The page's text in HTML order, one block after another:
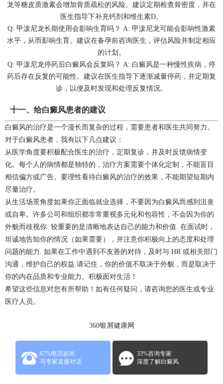
龙等糖皮质激素会增加骨质疏松的风险。建议定期检查骨密度，并在
医生指导下补充钙剂和维生素D。
Q: 甲泼尼龙长期使用会影响生育吗？ A: 甲泼尼龙可能会影响性激素
水平，从而影响生育。建议在备孕前咨询医生，评估风险并制定相应
的计划。
Q: 甲泼尼龙停药后白癜风会反复吗？ A: 白癜风是一种慢性疾病，停
药后存在反复的可能性。建议在医生指导下逐渐减量停药，并定期复
诊，以便及时发现和处理反复情况。
十一、给白癜风患者的建议
白癜风的治疗是一个漫长而复杂的过程，需要患者和医生共同努力。
对于白癜风患者，我有以下几点建议：
从医学角度要积极配合医生的治疗，定期复诊，并及时反馈病情变
化。每个人的病情都是独特的，治疗方案需要个体化定制，不能盲目
相信偏方或广告。要理性看待白癜风的治疗的效果，不能期望短期内
尽量治疗。
从生活场景角度如果你正面临就业选择，不要因为白癜风而感到沮丧
或自卑。许多公司和组织都非常重视多元化和包容性，不会因为你的
外貌而歧视你. 较重要的是清晰地表达自己的能力和价值. 在面试时，
坦诚地告知你的情况（如果需要），并注意你积极向上的态度和处理
问题的能力. 如果在工作中遇到不友善的对待，及时与 HR 或相关部门
沟通，维护自己的权益.请记住，你的价值不取决于外貌，而是取决于
你的内在品质和专业能力。积极面对生活！
希望这些信息对您有所帮助！如有任何疑问，请咨询您的医生或专业
医疗人员。
360银屑健康网
67%电话咨询
与专家直接对话
33%咨询专家
深度了解白癜风